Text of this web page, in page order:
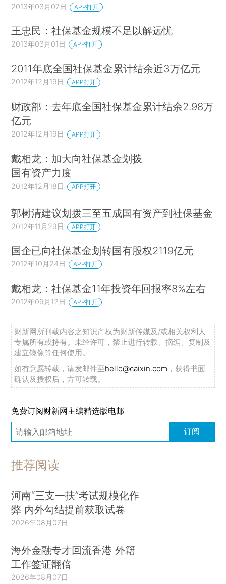
2013年03月07日 APP打开
王忠民：社保基金规模不足以解远忧
2013年03月01日 APP打开
2011年底全国社保基金累计结余近3万亿元
2012年12月19日 APP打开
财政部：去年底全国社保基金累计结余2.98万
亿元
2012年12月19日 APP打开
戴相龙：加大向社保基金划拨
国有资产力度
2012年12月18日 APP打开
郭树清建议划拨三至五成国有资产到社保基金
2012年11月29日 APP打开
国企已向社保基金划转国有股权2119亿元
2012年10月24日 APP打开
戴相龙：社保基金11年投资年回报率8%左右
2012年09月12日 APP打开
财新网所刊载内容之知识产权为财新传媒及/或相关权利人
专属所有或持有。未经许可，禁止进行转载、摘编、复制及
建立镜像等任何使用。
如有意愿转载，请发邮件至hello@caixin.com ，获得书面
确认及授权后，方可转载。
免费订阅财新网主编精选版电邮
订阅
推荐阅读
河南“三支一扶”考试规模化作
弊 内外勾结提前获取试卷
2026年08月07日
海外金融专才回流香港 外籍
工作签证翻倍
2026年08月07日